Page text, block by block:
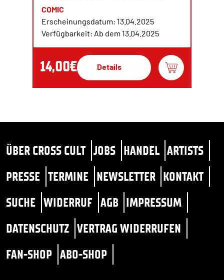
COMIC
Erscheinungsdatum: 13.04.2025
Verfügbarkeit: Ab dem 13.04.2025
14,00€ Details
ÜBER CROSS CULT JOBS HANDEL ARTISTS
PRESSE TERMINE NEWSLETTER KONTAKT
SUCHE WIDERRUF AGB IMPRESSUM
DATENSCHUTZ VERTRAG WIDERRUFEN
FAN-SHOP ABO-SHOP